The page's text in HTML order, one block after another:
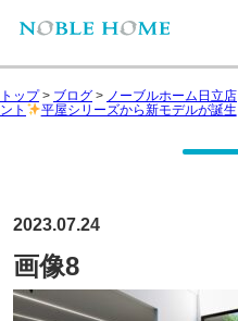
トップ> ブログ > ノーブルホーム日立店
ント
平屋シリーズから新モデルが誕生
2023.07.24
画像8